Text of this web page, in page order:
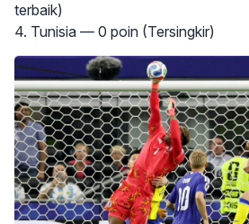
terbaik)
4. Tunisia — 0 poin (Tersingkir)